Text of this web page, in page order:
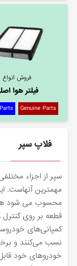
فروش انواع
فیلتر هوا
Genuine Parts
فلاپ سپر
سپر از اجزاء
مهمترین آنهاست.
محسوب می شود
قطعه بر روی
کمپانی‌های
نسب می‌کنند و
خودرو‌های خود